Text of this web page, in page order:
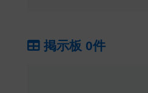
掲示板 0件